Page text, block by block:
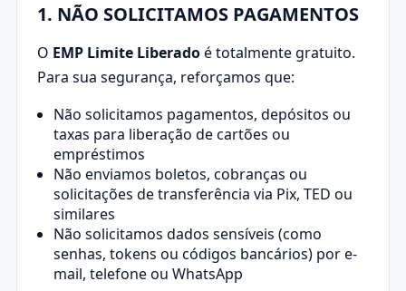
1. NÃO SOLICITAMOS PAGAMENTOS
O EMP Limite Liberadoé totalmente gratuito.
Para sua segurança, reforçamos que:
Não solicitamos pagamentos, depósitos ou
taxas para liberação de cartões ou
empréstimos
Não enviamos boletos, cobranças ou
solicitações de transferência via Pix, TED ou
similares
Não solicitamos dados sensíveis (como
senhas, tokens ou códigos bancários) por e-
mail, telefone ou WhatsApp